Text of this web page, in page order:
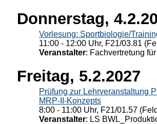
Donnerstag,
Vorlesung: Sportbiologie/
11:00 - 12:00 Uhr, F21/03.81
Veranstalter: Fachvertretung
Freitag, 5.2.2027
Prüfung zur Lehrveranstaltung
MRP-II-Konzepts
8:00 - 11:00 Uhr, F21/01.57
Veranstalter: LS